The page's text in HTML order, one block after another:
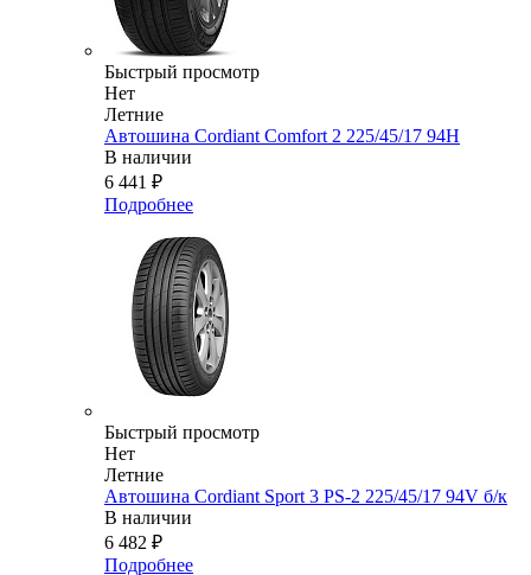
Быстрый просмотр
Нет
Летние
Автошина Cordiant Comfort 2 225/45/17 94Н
В наличии
6 441 ₽
Подробнее
Быстрый просмотр
Нет
Летние
Автошина Cordiant Sport 3 PS-2 225/45/17 94V б/к
В наличии
6 482 ₽
Подробнее